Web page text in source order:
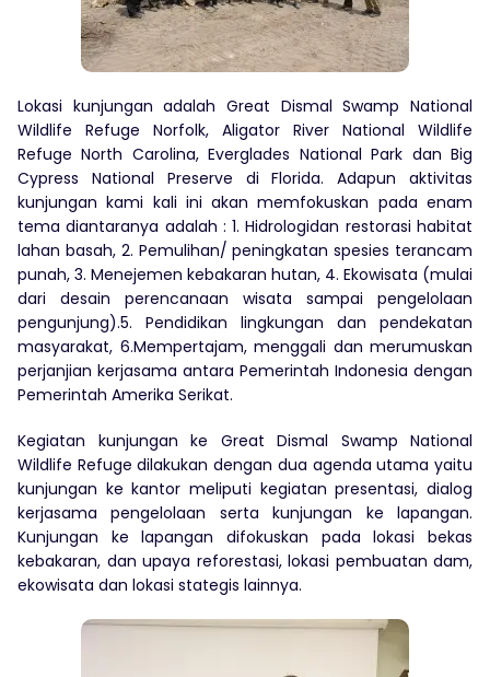
Lokasi kunjungan adalah Great Dismal Swamp National
Wildlife Refuge Norfolk, Aligator River National Wildlife
Refuge North Carolina, Everglades National Park dan Big
Cypress National Preserve di Florida. Adapun aktivitas
kunjungan kami kali ini akan memfokuskan pada enam
tema diantaranya adalah : 1. Hidrologidan restorasi habitat
lahan basah, 2. Pemulihan/ peningkatan spesies terancam
punah, 3. Menejemen kebakaran hutan, 4. Ekowisata (mulai
dari desain perencanaan wisata sampai pengelolaan
pengunjung).5. Pendidikan lingkungan dan pendekatan
masyarakat, 6.Mempertajam, menggali dan merumuskan
perjanjian kerjasama antara Pemerintah Indonesia dengan
Pemerintah Amerika Serikat.
Kegiatan kunjungan ke Great Dismal Swamp National
Wildlife Refuge dilakukan dengan dua agenda utama yaitu
kunjungan ke kantor meliputi kegiatan presentasi, dialog
kerjasama pengelolaan serta kunjungan ke lapangan.
Kunjungan ke lapangan difokuskan pada lokasi bekas
kebakaran, dan upaya reforestasi, lokasi pembuatan dam,
ekowisata dan lokasi stategis lainnya.